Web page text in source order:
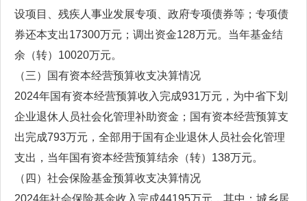
设项目、残疾人事业发展专项、政府专项债券等；专项债
券还本支出17300万元；调出资金128万元。当年基金结
余（转）10020万元。
（三）国有资本经营预算收支决算情况
2024年国有资本经营预算收入完成931万元，为中省下划
企业退休人员社会化管理补助资金；国有资本经营预算支
出完成793万元，全部用于国有企业退休人员社会化管理
支出，当年国有资本经营预算结余（转）138万元。
（四）社会保险基金预算收支决算情况
2024年社会保险基金收入完成44195万元，其中：城乡居